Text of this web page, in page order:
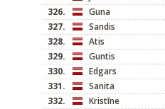
326.
Guna
327.
Sandis
328.
Atis
329.
Guntis
330.
Edgars
331.
Sanita
332.
Kristīne